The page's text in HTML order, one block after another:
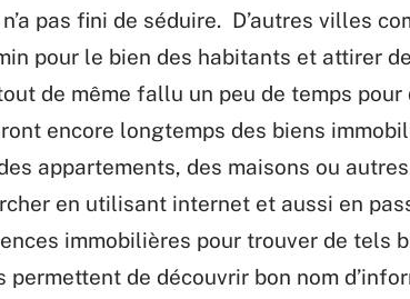
pas fini de séduire. D’autres villes
pour le bien des habitants et attirer
de même fallu un peu de temps pour
encore longtemps des biens
appartements, des maisons ou
en utilisant internet et aussi en
immobilières pour trouver de tels
de découvrir bon nom